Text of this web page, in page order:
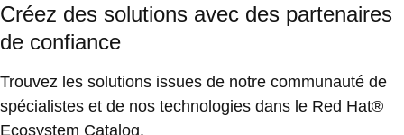
Créez des solutions avec des partenaires
de confiance
Trouvez les solutions issues de notre communauté de
spécialistes et de nos technologies dans le Red Hat®
Ecosystem Catalog.